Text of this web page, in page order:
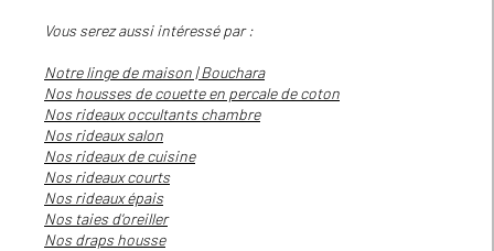
Vous serez aussi intéressé par :
Notre linge de maison | Bouchara
Nos housses de couette en percale de coton
Nos rideaux occultants chambre
Nos rideaux salon
Nos rideaux de cuisine
Nos rideaux courts
Nos rideaux épais
Nos taies d'oreiller
Nos draps housse